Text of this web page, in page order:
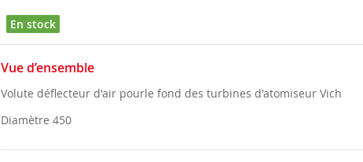
En stock
Vue d’ensemble
Volute déflecteur d'air pourle fond des turbines d'atomiseur Vich
Diamètre 450